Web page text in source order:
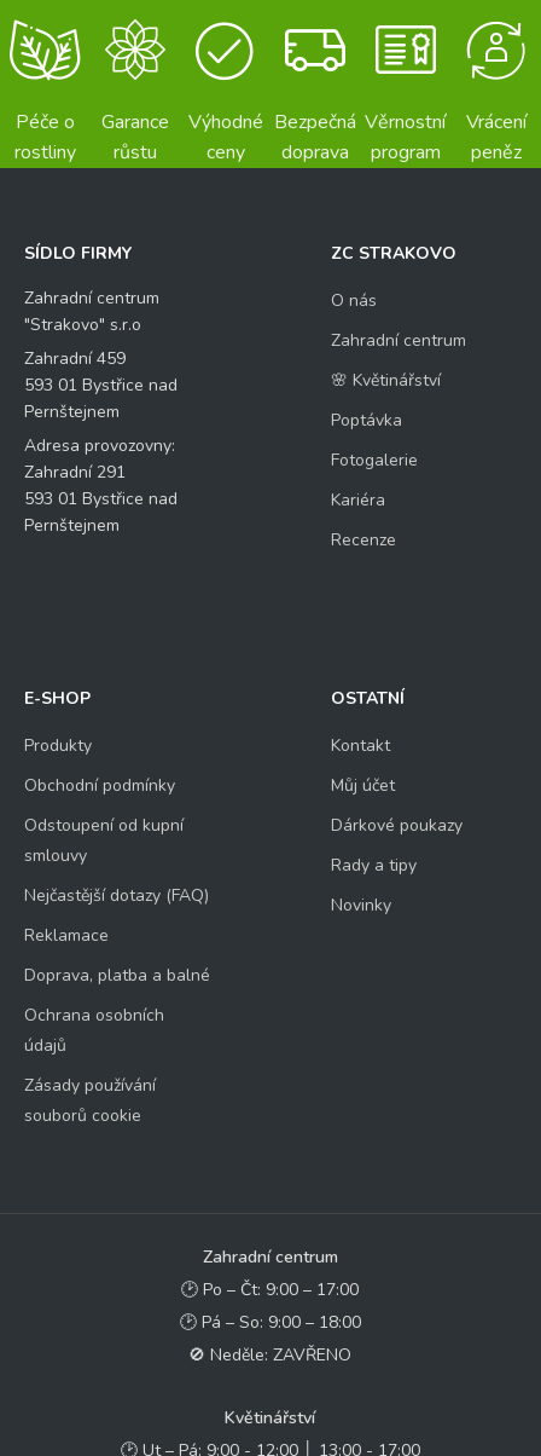
Péče o
rostliny
Garance
růstu
Výhodné
ceny
Bezpečná
doprava
Věrnostní
program
Vrácení
peněz
SÍDLO FIRMY
Zahradní centrum
"Strakovo" s.r.o
Zahradní 459
593 01 Bystřice nad
Pernštejnem
Adresa provozovny:
Zahradní 291
593 01 Bystřice nad
Pernštejnem
ZC STRAKOVO
O nás
Zahradní centrum
🌸 Květinářství
Poptávka
Fotogalerie
Kariéra
Recenze
E-SHOP
Produkty
Obchodní podmínky
Odstoupení od kupní
smlouvy
Nejčastější dotazy (FAQ)
Reklamace
Doprava, platba a balné
Ochrana osobních
údajů
Zásady používání
souborů cookie
OSTATNÍ
Kontakt
Můj účet
Dárkové poukazy
Rady a tipy
Novinky
Zahradní centrum
🕑 Po – Čt: 9:00 – 17:00
🕑 Pá – So: 9:00 – 18:00
🚫 Neděle: ZAVŘENO
Květinářství
🕑 Ut – Pá: 9:00 - 12:00 │ 13:00 - 17:00